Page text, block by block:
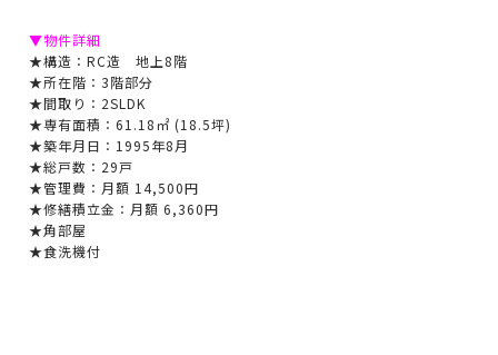
▼物件詳細
★構造：RC造 地上8階
★所在階：3階部分
★間取り：2SLDK
★専有面積：61.18㎡ (18.5坪)
★築年月日：1995年8月
★総戸数：29戸
★管理費：月額 14,500円
★修繕積立金：月額 6,360円
★角部屋
★食洗機付